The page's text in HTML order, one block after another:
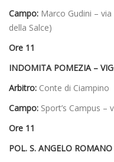
Campo: Marco Gudini –
della Salce)
Ore 11
INDOMITA POMEZIA –
Arbitro: Conte di Ciampino
Campo: Sport’s Campus –
Ore 11
POL. S. ANGELO